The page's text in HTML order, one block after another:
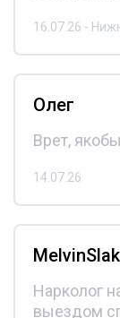
16.07.26 -
Олег
Врет,
14.07.26
Нарколог
выездом